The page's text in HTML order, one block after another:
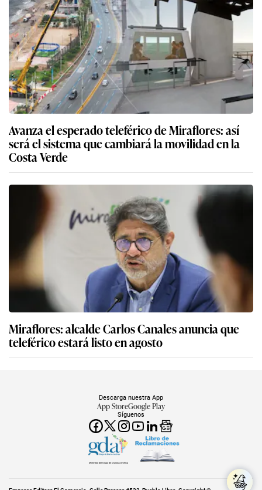
Avanza el esperado teleférico de Miraflores: así
será el sistema que cambiará la movilidad en la
Costa Verde
Miraflores: alcalde Carlos Canales anuncia que
teleférico estará listo en agosto
Síguenos
Descarga nuestra App
App StoreGoogle Play
Miembro del Grupo de Diarios América